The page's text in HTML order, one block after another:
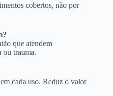
cobertos, não por
que atendem
ou trauma.
cada uso. Reduz o valor